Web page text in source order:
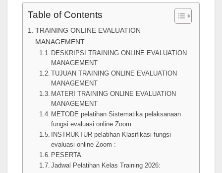
Table of Contents
TRAINING ONLINE EVALUATION
MANAGEMENT
DESKRIPSI TRAINING ONLINE EVALUATION
MANAGEMENT
TUJUAN TRAINING ONLINE EVALUATION
MANAGEMENT
MATERI TRAINING ONLINE EVALUATION
MANAGEMENT
METODE pelatihan Sistematika pelaksanaan
fungsi evaluasi online Zoom :
INSTRUKTUR pelatihan Klasifikasi fungsi
evaluasi online Zoom :
PESERTA
Jadwal Pelatihan Kelas Training 2026: